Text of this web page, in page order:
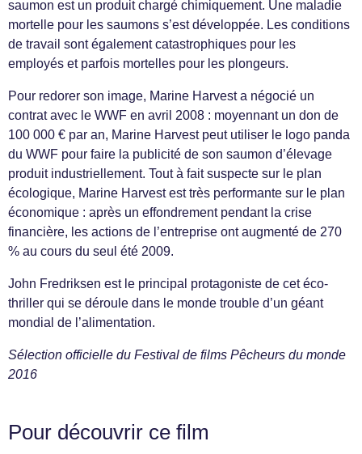
saumon est un produit chargé chimiquement. Une maladie
mortelle pour les saumons s’est développée. Les conditions
de travail sont également catastrophiques pour les
employés et parfois mortelles pour les plongeurs.
Pour redorer son image, Marine Harvest a négocié un
contrat avec le WWF en avril 2008 : moyennant un don de
100 000 € par an, Marine Harvest peut utiliser le logo panda
du WWF pour faire la publicité de son saumon d’élevage
produit industriellement. Tout à fait suspecte sur le plan
écologique, Marine Harvest est très performante sur le plan
économique : après un effondrement pendant la crise
financière, les actions de l’entreprise ont augmenté de 270
% au cours du seul été 2009.
John Fredriksen est le principal protagoniste de cet éco-
thriller qui se déroule dans le monde trouble d’un géant
mondial de l’alimentation.
Sélection officielle du Festival de films Pêcheurs du monde
2016
Pour découvrir ce film